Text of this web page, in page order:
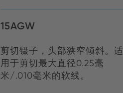
15AGW
剪切镊子，头部狭窄倾斜。适
用于剪切最大直径0.25毫
米/.010毫米的软线。